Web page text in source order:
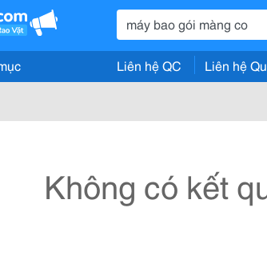
Liên hệ QC Liên hệ
Không có kết